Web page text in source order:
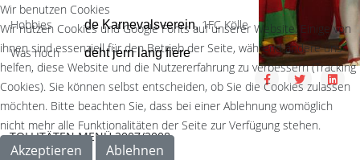
Hobbies de Karnevalsverein,1FC Kölle
Was noch
deht jern lang fiere
TOLLITÄTEN MENÜ 2007/2008
Wir benutzen Cookies
Wir nutzen Cookies und Google Fonts auf unserer Website. Einige von
ihnen sind essenziell für den Betrieb der Seite, während andere uns
helfen, diese Website und die Nutzererfahrung zu verbessern (Tracking
Cookies). Sie können selbst entscheiden, ob Sie die Cookies zulassen
möchten. Bitte beachten Sie, dass bei einer Ablehnung womöglich
nicht mehr alle Funktionalitäten der Seite zur Verfügung stehen.
Akzeptieren Ablehnen